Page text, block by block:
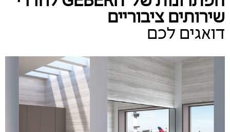
שירותים ציבוריים
דואגים לכם